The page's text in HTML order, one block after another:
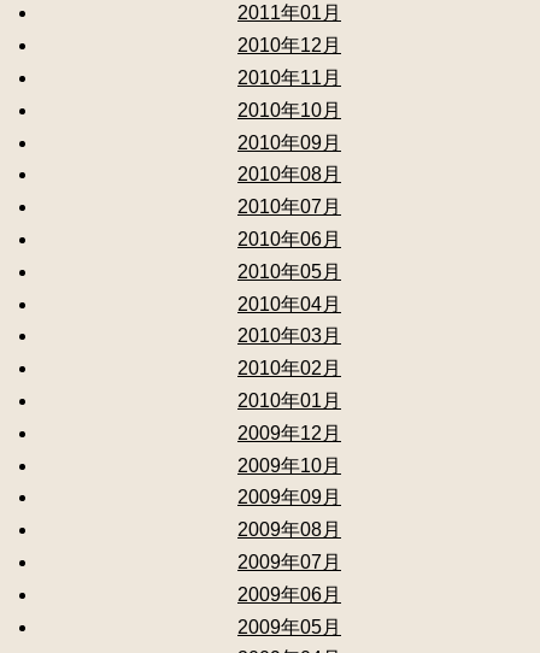
2011年01月
2010年12月
2010年11月
2010年10月
2010年09月
2010年08月
2010年07月
2010年06月
2010年05月
2010年04月
2010年03月
2010年02月
2010年01月
2009年12月
2009年10月
2009年09月
2009年08月
2009年07月
2009年06月
2009年05月